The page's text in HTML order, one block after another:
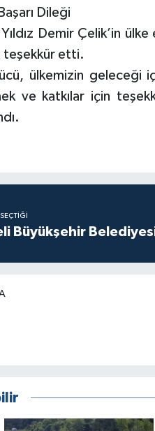
Dileği
Demir Çelik’in
teşekkür etti.
ülkemizin geleceği
ve katkılar için
Büyükşehir